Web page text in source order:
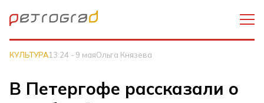
КУЛЬТУРА13:24 - 9 маяОльга Князева
В Петергофе рассказали о